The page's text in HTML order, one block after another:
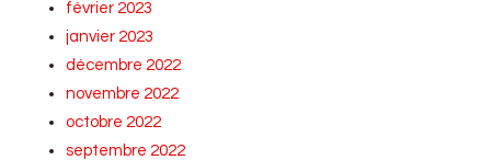
février 2023
janvier 2023
décembre 2022
novembre 2022
octobre 2022
septembre 2022